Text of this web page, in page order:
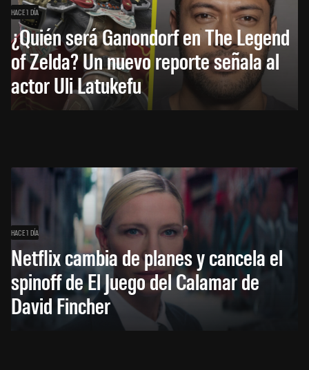
HACE 1 DÍA
¿Quién será Ganondorf en The Legend
of Zelda? Un nuevo reporte señala al
actor Uli Latukefu
HACE 1 DÍA
Netflix cambia de planes y cancela el
spinoff de El Juego del Calamar de
David Fincher